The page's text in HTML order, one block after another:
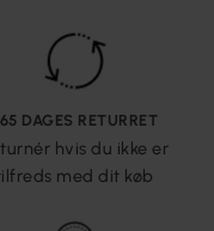
DAGES RETURRET
hvis du ikke er
med dit køb